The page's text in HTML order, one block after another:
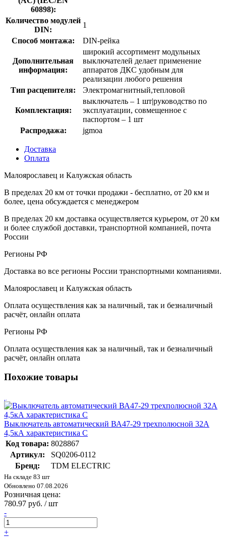
60898):
Количество модулей
DIN:
1
Способ монтажа:
DIN-рейка
Дополнительная
информация:
широкий ассортимент модульных
выключателей делает применение
аппаратов ДКС удобным для
реализации любого решения
Тип расцепителя:
Электромагнитный,тепловой
Комплектация:
выключатель – 1 шт|руководство по
эксплуатации, совмещенное с
паспортом – 1 шт
Распродажа:
jgmoa
Доставка
Оплата
Малоярославец и Калужская область
В пределах 20 км от точки продажи - бесплатно, от 20 км и
более, цена обсуждается с менеджером
В пределах 20 км доставка осуществляется курьером, от 20 км
и более службой доставки, транспортной компанией, почта
России
Регионы РФ
Доставка во все регионы России транспортными компаниями.
Малоярославец и Калужская область
Оплата осуществления как за наличный, так и безналичный
расчёт, онлайн оплата
Регионы РФ
Оплата осуществления как за наличный, так и безналичный
расчёт, онлайн оплата
Похожие товары
Выключатель автоматический ВА47-29 трехполюсной 32А
4,5кА характеристика С
Код товара: 8028867
Артикул:
SQ0206-0112
Бренд:
TDM ELECTRIC
На складе 83 шт
Обновлено 07.08.2026
Розничная цена:
780.97 руб. / шт
-
+